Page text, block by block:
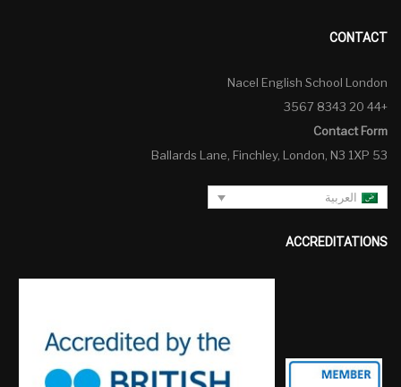
CONTACT
Nacel English School London
+44 20 8343 3567
Contact Form
53 Ballards Lane, Finchley, London, N3 1XP
العربية
ACCREDITATIONS